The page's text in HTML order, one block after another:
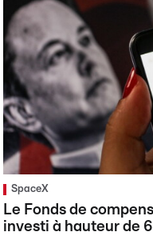
SpaceX
Le Fonds de
investi à hauteur de